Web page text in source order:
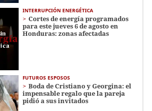
INTERRUPCIÓN ENERGÉTICA
Cortes de energía programados
para este jueves 6 de agosto en
Honduras: zonas afectadas
FUTUROS ESPOSOS
Boda de Cristiano y Georgina: el
impensable regalo que la pareja
pidió a sus invitados